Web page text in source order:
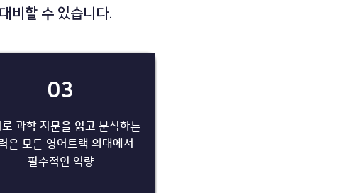
비할 수 있습니다.
03
로 과학 지문을 읽고 분석하는
은 모든 영어트랙 의대에서
​필수적인 역량